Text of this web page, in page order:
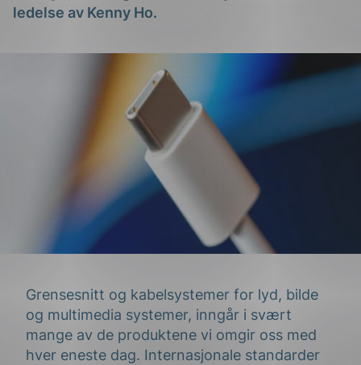
ledelse av Kenny Ho.
Grensesnitt og kabelsystemer for lyd, bilde
og multimedia systemer, inngår i svært
mange av de produktene vi omgir oss med
hver eneste dag. Internasjonale standarder